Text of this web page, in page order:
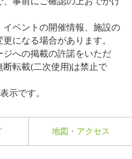
ベントの開催情報、施設の
になる場合があります。
への掲載の許諾をいただ
転載(二次使用)は禁止で
示です。
地図・アクセス